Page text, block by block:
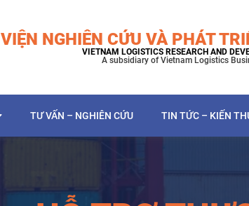
VIỆN NGHIÊN CỨU VÀ PHÁT
VIETNAM LOGISTICS RESEARCH AND
A subsidiary of Vietnam Logistics
TƯ VẤN – NGHIÊN CỨU TIN TỨC – KIẾN